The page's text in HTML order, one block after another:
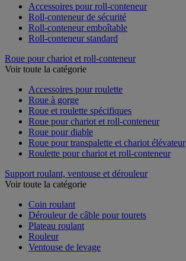
Accessoires pour roll-conteneur
Roll-conteneur de sécurité
Roll-conteneur emboîtable
Roll-conteneur standard
Roue pour chariot et roll-conteneur
Voir toute la catégorie
Accessoires pour roulette
Roue à gorge
Roue et roulette spécifiques
Roue pour chariot et roll-conteneur
Roue pour diable
Roue pour transpalette et chariot élévateur
Roulette pour chariot et roll-conteneur
Support roulant, ventouse et dérouleur
Voir toute la catégorie
Coin roulant
Dérouleur de câble pour tourets
Plateau roulant
Rouleur
Ventouse de levage